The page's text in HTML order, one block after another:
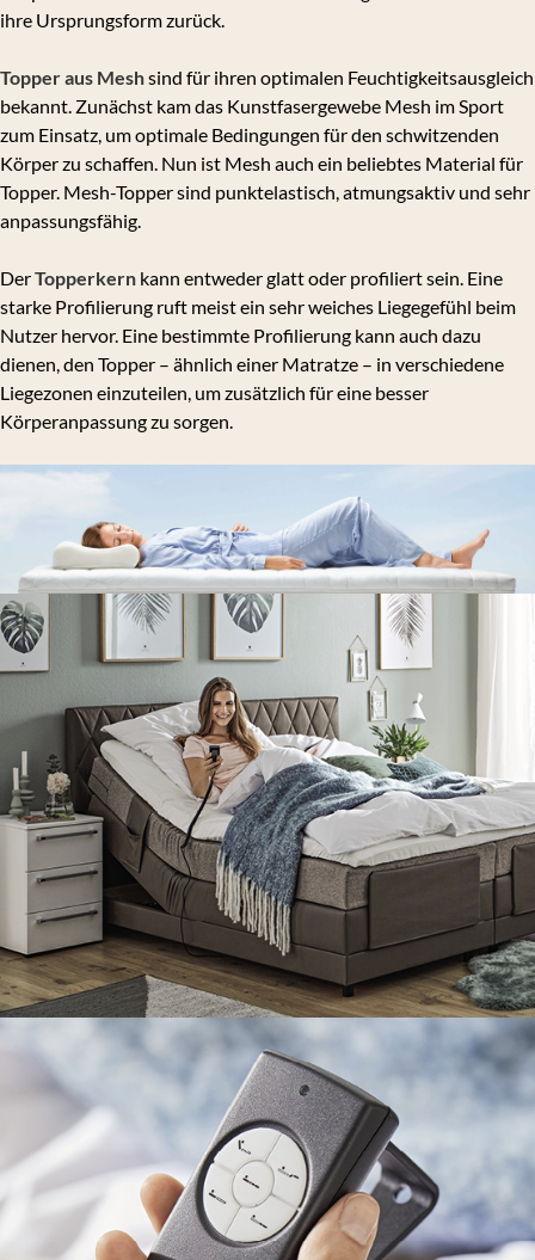
ihre Ursprungsform zurück.
Topper aus Meshsind für ihren optimalen Feuchtigkeitsausgleich
bekannt. Zunächst kam das Kunstfasergewebe Mesh im Sport
zum Einsatz, um optimale Bedingungen für den schwitzenden
Körper zu schaffen. Nun ist Mesh auch ein beliebtes Material für
Topper. Mesh-Topper sind punktelastisch, atmungsaktiv und sehr
anpassungsfähig.
DerTopperkern kann entweder glatt oder profiliert sein. Eine
starke Profilierung ruft meist ein sehr weiches Liegegefühl beim
Nutzer hervor. Eine bestimmte Profilierung kann auch dazu
dienen, den Topper – ähnlich einer Matratze – in verschiedene
Liegezonen einzuteilen, um zusätzlich für eine besser
Körperanpassung zu sorgen.